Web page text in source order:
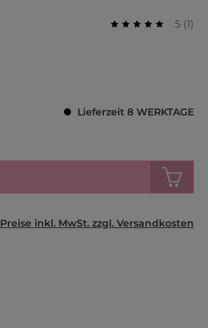
5 (1)
Lieferzeit 8 WERKTAGE
Preise inkl. MwSt. zzgl. Versandkosten